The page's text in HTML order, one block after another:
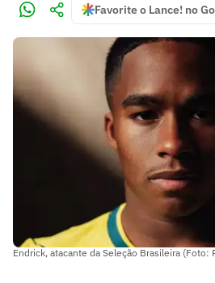
Favorite o Lance! no
Endrick, atacante da Seleção Brasileira (Foto: